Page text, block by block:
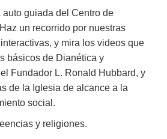
guiada del Centro de
un recorrido por nuestras
y mira los videos que
básicos de Dianética y
Fundador L. Ronald Hubbard, y
de la Iglesia de alcance a la
social.
y religiones.